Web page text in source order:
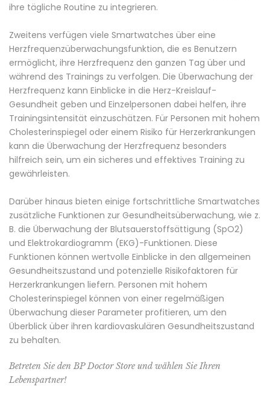
ihre tägliche Routine zu integrieren.
Zweitens verfügen viele Smartwatches über eine
Herzfrequenzüberwachungsfunktion, die es Benutzern
ermöglicht, ihre Herzfrequenz den ganzen Tag über und
während des Trainings zu verfolgen. Die Überwachung der
Herzfrequenz kann Einblicke in die Herz-Kreislauf-
Gesundheit geben und Einzelpersonen dabei helfen, ihre
Trainingsintensität einzuschätzen. Für Personen mit hohem
Cholesterinspiegel oder einem Risiko für Herzerkrankungen
kann die Überwachung der Herzfrequenz besonders
hilfreich sein, um ein sicheres und effektives Training zu
gewährleisten.
Darüber hinaus bieten einige fortschrittliche Smartwatches
zusätzliche Funktionen zur Gesundheitsüberwachung, wie z.
B. die Überwachung der Blutsauerstoffsättigung (SpO2)
und Elektrokardiogramm (EKG)-Funktionen. Diese
Funktionen können wertvolle Einblicke in den allgemeinen
Gesundheitszustand und potenzielle Risikofaktoren für
Herzerkrankungen liefern. Personen mit hohem
Cholesterinspiegel können von einer regelmäßigen
Überwachung dieser Parameter profitieren, um den
Überblick über ihren kardiovaskulären Gesundheitszustand
zu behalten.
Betreten Sie denBP DoctorStore und wählen Sie Ihren
Lebenspartner!